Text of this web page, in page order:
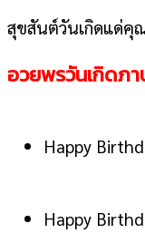
สุขสันต์วันเกิดแด่
อวยพรวันเกิดภ
Happy
Happy